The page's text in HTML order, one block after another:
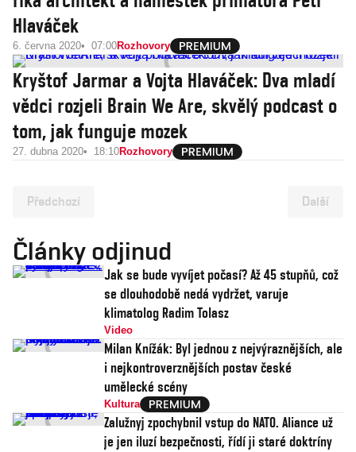
Hlaváček
6. června 2020 07:00Rozhovory
Kryštof Jarmar a Vojta Hlaváček: Dva mladí
vědci rozjeli Brain We Are, skvělý podcast o
tom, jak funguje mozek
27. dubna 2020 18:10Rozhovory
Předchozí Další
Články odjinud
Jak se bude vyvíjet počasí? Až 45 stupňů, což
se dlouhodobě nedá vydržet, varuje
klimatolog Radim Tolasz
Video
Milan Knížák: Byl jednou z nejvýraznějších, ale
i nejkontroverznějších postav české
umělecké scény
Kultura
Zalužnyj zpochybnil vstup do NATO. Aliance už
je jen iluzí bezpečnosti, řídí ji staré doktríny